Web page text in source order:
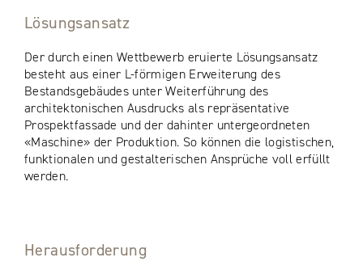
Lösungsansatz
Der durch einen Wettbewerb eruierte Lösungsansatz
besteht aus einer L-förmigen Erweiterung des
Bestandsgebäudes unter Weiterführung des
architektonischen Ausdrucks als repräsentative
Prospektfassade und der dahinter untergeordneten
«Maschine» der Produktion. So können die logistischen,
funktionalen und gestalterischen Ansprüche voll erfüllt
werden.
Herausforderung